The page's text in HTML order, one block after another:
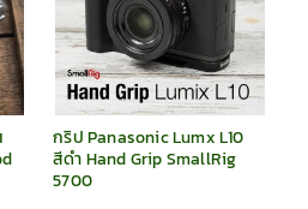
กริป Panasonic Lumx L10
สีดำ Hand Grip SmallRig
5700